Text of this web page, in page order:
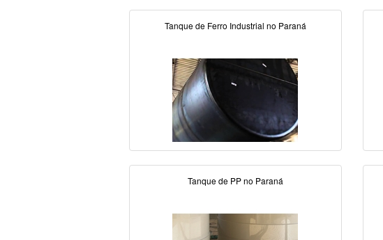
Tanque de Ferro Industrial no Paraná
Tanque de PP no Paraná